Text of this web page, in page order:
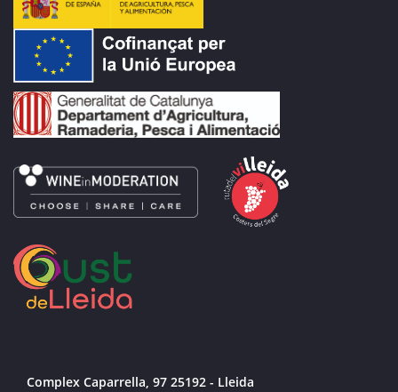
Complex Caparrella, 97 25192 - Lleida